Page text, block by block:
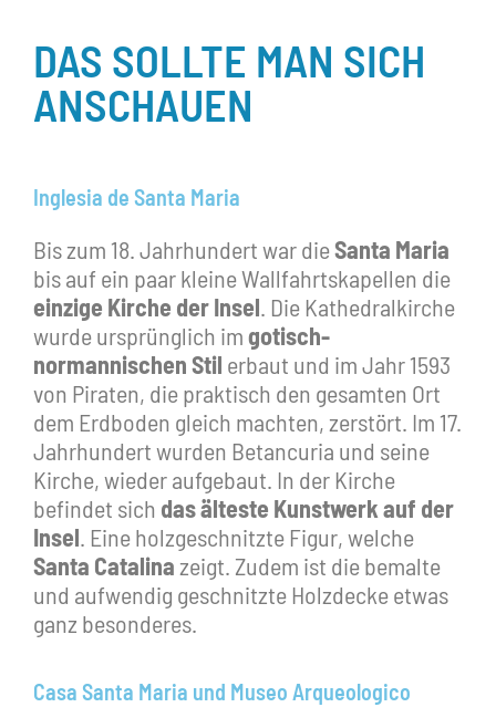
DAS SOLLTE MAN SICH
ANSCHAUEN
Inglesia de Santa Maria
Bis zum 18. Jahrhundert war dieSanta Maria
bis auf ein paar kleine Wallfahrtskapellen die
einzige Kirche der Insel . Die Kathedralkirche
wurde ursprünglich imgotisch-
normannischen Stil erbaut und im Jahr 1593
von Piraten, die praktisch den gesamten Ort
dem Erdboden gleich machten, zerstört. Im 17.
Jahrhundert wurden Betancuria und seine
Kirche, wieder aufgebaut. In der Kirche
befindet sich das älteste Kunstwerk auf der
Insel . Eine holzgeschnitzte Figur, welche
Santa Catalina zeigt. Zudem ist die bemalte
und aufwendig geschnitzte Holzdecke etwas
ganz besonderes.
Casa Santa Maria und Museo Arqueologico